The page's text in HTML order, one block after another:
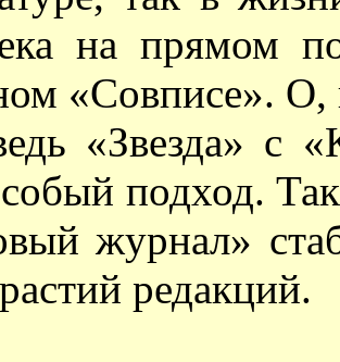
на прямом
«Совписе». О,
«Звезда» с
подход.
журнал»
редакций.